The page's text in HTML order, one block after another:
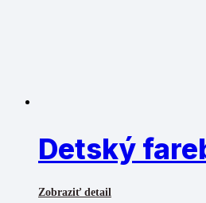
Detský
Zobraziť detail